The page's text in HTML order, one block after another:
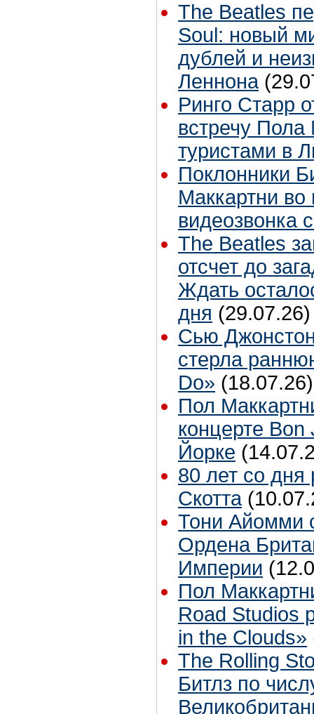
The Beatles
Soul: новый
дублей и
Леннона
Ринго Старр
встречу Пола
туристами в
Поклонники
Маккартни во
видеозвонка
The Beatles
отсчет до
Ждать
дня (29.07.26)
Сью
стерла
Do» (18.07.26)
Пол
концерте
Йорке
80 лет со
Скотта
Тони Айомми
Ордена
Империи
Пол
Road Studios
in the Clouds»
The Rolling
Битлз по